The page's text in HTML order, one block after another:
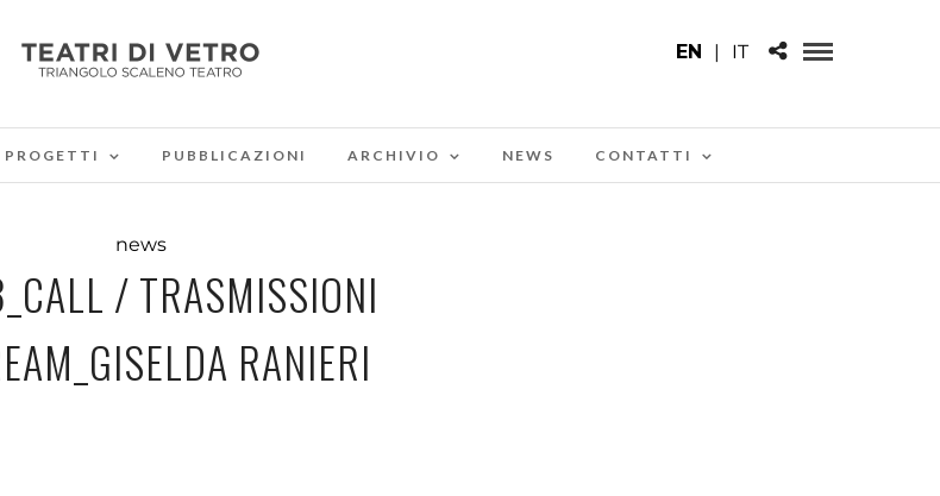
EN | IT
PROGETTI PUBBLICAZIONI ARCHIVIO NEWS CONTATTI
news
/ TRASMISSIONI
RANIERI